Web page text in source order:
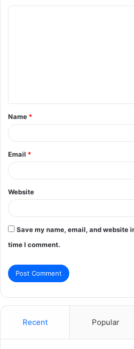
t
*
Name *
Email *
Website
Save my name, email, and website
time I comment.
Recent Popular